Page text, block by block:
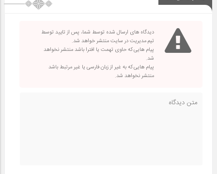
دیدگاه های ارسال شده توسط شما، پس از تایید توسط
تیم مدیریت در سایت منتشر خواهد شد.
پیام هایی که حاوی تهمت یا افترا باشد منتشر نخواهد
شد.
پیام هایی که به غیر از زبان فارسی یا غیر مرتبط باشد
منتشر نخواهد شد.